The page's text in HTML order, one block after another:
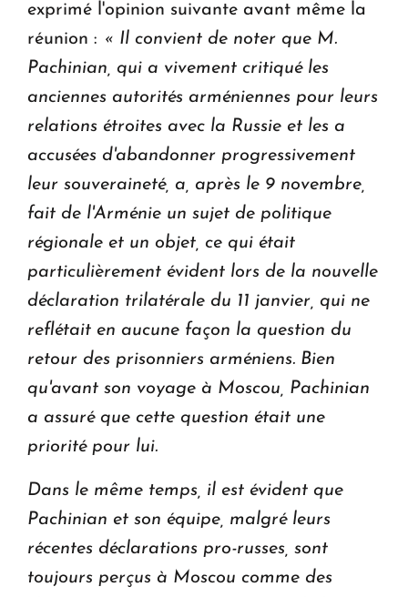
exprimé l'opinion suivante avant même la
réunion : « Il convient de noter que M.
Pachinian, qui a vivement critiqué les
anciennes autorités arméniennes pour leurs
relations étroites avec la Russie et les a
accusées d'abandonner progressivement
leur souveraineté, a, après le 9 novembre,
fait de l'Arménie un sujet de politique
régionale et un objet, ce qui était
particulièrement évident lors de la nouvelle
déclaration trilatérale du 11 janvier, qui ne
reflétait en aucune façon la question du
retour des prisonniers arméniens. Bien
qu'avant son voyage à Moscou, Pachinian
a assuré que cette question était une
priorité pour lui.
Dans le même temps, il est évident que
Pachinian et son équipe, malgré leurs
récentes déclarations pro-russes, sont
toujours perçus à Moscou comme des